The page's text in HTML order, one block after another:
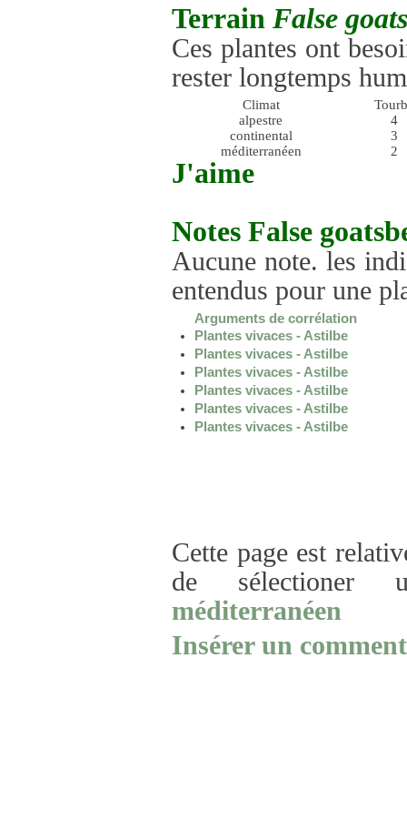
Terrain False
Ces plantes ont
rester longtemps
Climat
alpestre
4
continental
3
méditerranéen
2
J'aime
Notes False
Aucune note. les
entendus pour une
Arguments de corrélation
Plantes vivaces - Astilbe
Plantes vivaces - Astilbe
Plantes vivaces - Astilbe
Plantes vivaces - Astilbe
Plantes vivaces - Astilbe
Plantes vivaces - Astilbe
Cette page est
de sélectioner
méditerranéen
Insérer un